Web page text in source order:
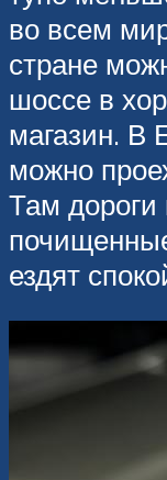
во всем
стране
шоссе в
магазин. В
можно
Там дороги
ездят